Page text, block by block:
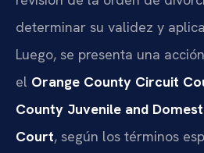
determinar su validez y
Luego, se presenta una
el Orange County Circuit
County Juvenile and
Court, según los términos